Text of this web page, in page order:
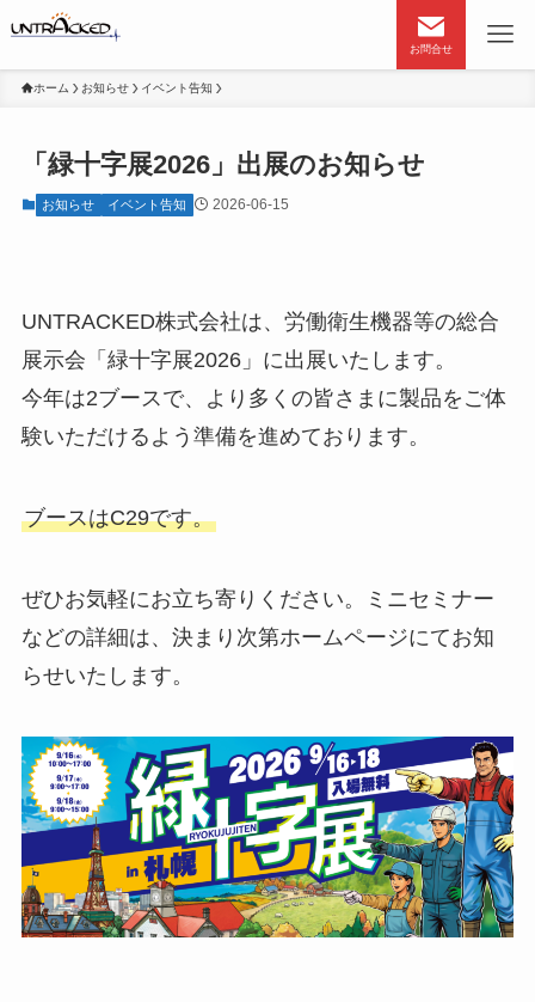
お問合せ
ホーム お知らせ イベント告知
「緑十字展2026」出展のお知らせ
お知らせ イベント告知 2026-06-15
UNTRACKED株式会社は、労働衛生機器等の総合
展示会「緑十字展2026」に出展いたします。
今年は2ブースで、より多くの皆さまに製品をご体
験いただけるよう準備を進めております。
ブースはC29です。
ぜひお気軽にお立ち寄りください。ミニセミナー
などの詳細は、決まり次第ホームページにてお知
らせいたします。